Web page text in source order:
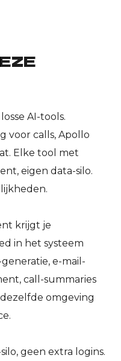
AI-tools.
voor calls, Apollo
Elke tool met
eigen data-silo.
krijgt je
in het systeem
e-mail-
call-summaries
omgeving
geen extra logins.